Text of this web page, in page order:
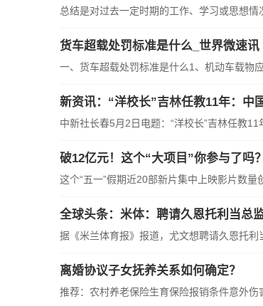
总结是对过去一定时期的工作、学习或思想情
货车超载处罚标准是什么_世界微速讯
一、货车超载处罚标准是什么1、机动车载物
新资讯：“洋校长”吉林任教11年：中
中新社长春5月2日电题：“洋校长”吉林任教11
破12亿元！这个“大项目”你参与了吗
这个“五一”假期近20部新片集中上映影片数量
全球头条：米体：聘请久恩托利当总
据《米兰体育报》报道，尤文想聘请久恩托利
离婚协议子女抚养关系如何确定？
推荐：农村养老保险生育保险报销条件意外伤